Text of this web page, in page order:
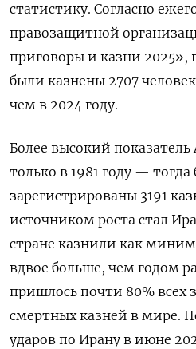
статистику. Согласно
правозащитной
приговоры и казни 2025»,
были казнены 2707
чем в 2024 году.
Более высокий
только в 1981 году —
зарегистрированы 3191
источником роста стал
стране казнили как
вдвое больше, чем годом
пришлось почти 80% всех
смертных казней в мире.
ударов по Ирану в июне